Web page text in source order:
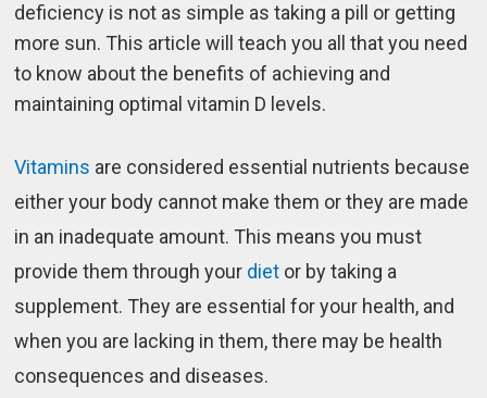
deficiency is not as simple as taking a pill or getting
more sun. This article will teach you all that you need
to know about the benefits of achieving and
maintaining optimal vitamin D levels.
Vitamins are considered essential nutrients because
either your body cannot make them or they are made
in an inadequate amount. This means you must
provide them through your diet or by taking a
supplement. They are essential for your health, and
when you are lacking in them, there may be health
consequences and diseases.